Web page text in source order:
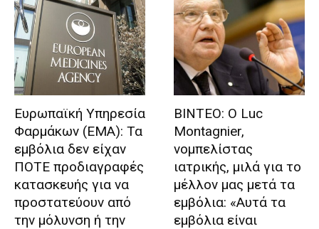
Ευρωπαϊκή Υπηρεσία
Φαρμάκων (ΕΜΑ): Τα
εμβόλια δεν είχαν
ΠΟΤΕ προδιαγραφές
κατασκευής για να
προστατεύουν από
την μόλυνση ή την
ΒΙΝΤΕΟ: Ο Luc
Montagnier,
νομπελίστας
ιατρικής, μιλά για το
μέλλον μας μετά τα
εμβόλια: «Αυτά τα
εμβόλια είναι